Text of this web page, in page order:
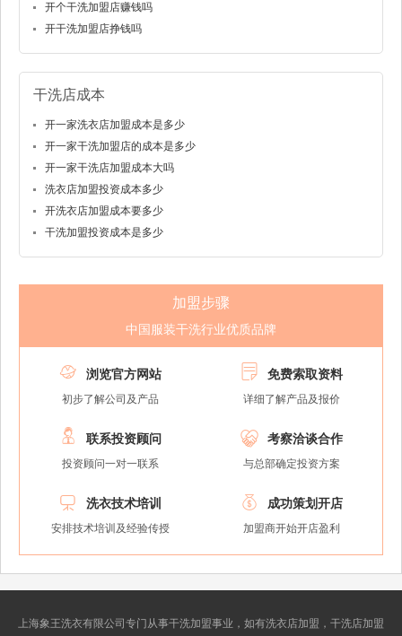
开个干洗加盟店赚钱吗
开干洗加盟店挣钱吗
干洗店成本
开一家洗衣店加盟成本是多少
开一家干洗加盟店的成本是多少
开一家干洗店加盟成本大吗
洗衣店加盟投资成本多少
开洗衣店加盟成本要多少
干洗加盟投资成本是多少
加盟步骤
中国服装干洗行业优质品牌
 浏览官方网站
初步了解公司及产品
 免费索取资料
详细了解产品及报价
 联系投资顾问
投资顾问一对一联系
 考察洽谈合作
与总部确定投资方案
 洗衣技术培训
安排技术培训及经验传授
 成功策划开店
加盟商开始开店盈利
上海象王洗衣有限公司专门从事干洗加盟事业，如有洗衣店加盟，干洗店加盟